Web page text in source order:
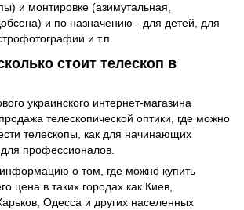
и монтировке (азимутальная,
и по назначению - для детей, для
и т.п.
стоит телескоп в
украинского интернет-магазина
телескопической оптики, где можно
телескопы, как для начинающих
профессионалов.
о том, где можно купить
цена в таких городах как Киев,
Одесса и других населенных